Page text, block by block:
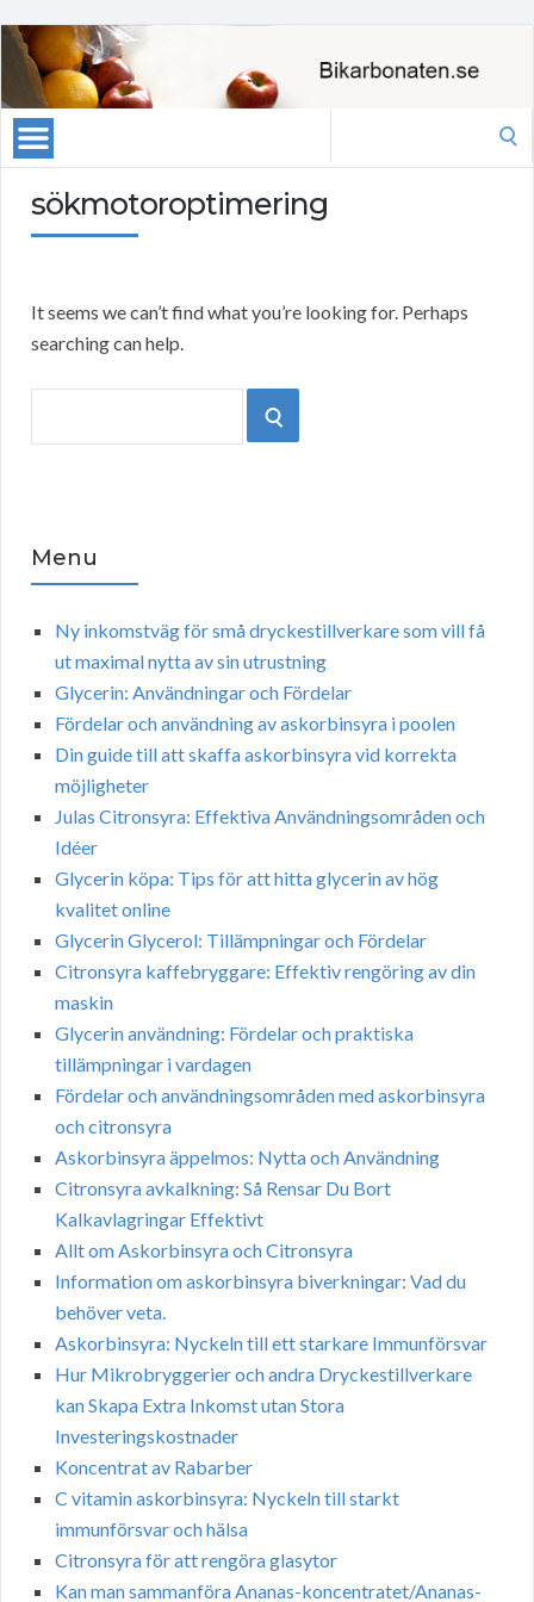
sökmotoroptimering
It seems we can’t find what you’re looking for. Perhaps
searching can help.
SEARCH
Menu
Ny inkomstväg för små dryckestillverkare som vill få
ut maximal nytta av sin utrustning
Glycerin: Användningar och Fördelar
Fördelar och användning av askorbinsyra i poolen
Din guide till att skaffa askorbinsyra vid korrekta
möjligheter
Julas Citronsyra: Effektiva Användningsområden och
Idéer
Glycerin köpa: Tips för att hitta glycerin av hög
kvalitet online
Glycerin Glycerol: Tillämpningar och Fördelar
Citronsyra kaffebryggare: Effektiv rengöring av din
maskin
Glycerin användning: Fördelar och praktiska
tillämpningar i vardagen
Fördelar och användningsområden med askorbinsyra
och citronsyra
Askorbinsyra äppelmos: Nytta och Användning
Citronsyra avkalkning: Så Rensar Du Bort
Kalkavlagringar Effektivt
Allt om Askorbinsyra och Citronsyra
Information om askorbinsyra biverkningar: Vad du
behöver veta.
Askorbinsyra: Nyckeln till ett starkare Immunförsvar
Hur Mikrobryggerier och andra Dryckestillverkare
kan Skapa Extra Inkomst utan Stora
Investeringskostnader
Koncentrat av Rabarber
C vitamin askorbinsyra: Nyckeln till starkt
immunförsvar och hälsa
Citronsyra för att rengöra glasytor
Kan man sammanföra Ananas-koncentratet/Ananas-